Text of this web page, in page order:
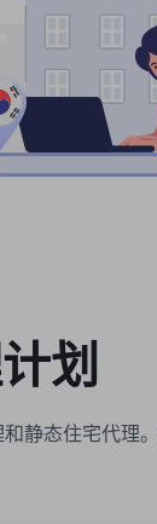
划
静态住宅代理